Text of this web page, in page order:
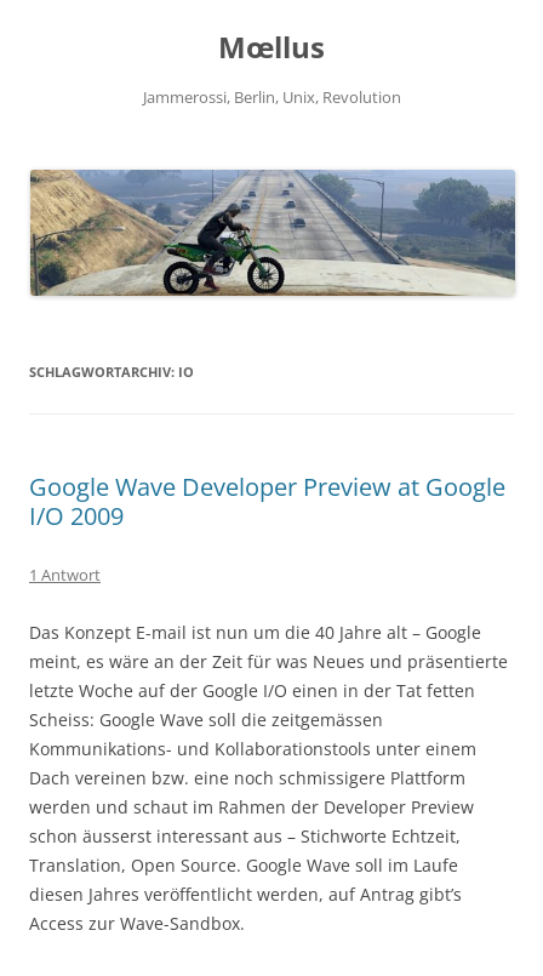
Mœllus
Jammerossi, Berlin, Unix, Revolution
SCHLAGWORTARCHIV: IO
Google Wave Developer Preview at Google
I/O 2009
1 Antwort
Das Konzept E-mail ist nun um die 40 Jahre alt – Google
meint, es wäre an der Zeit für was Neues und präsentierte
letzte Woche auf der Google I/O einen in der Tat fetten
Scheiss: Google Wave soll die zeitgemässen
Kommunikations- und Kollaborationstools unter einem
Dach vereinen bzw. eine noch schmissigere Plattform
werden und schaut im Rahmen der Developer Preview
schon äusserst interessant aus – Stichworte Echtzeit,
Translation, Open Source. Google Wave soll im Laufe
diesen Jahres veröffentlicht werden, auf Antrag gibt’s
Access zur Wave-Sandbox.